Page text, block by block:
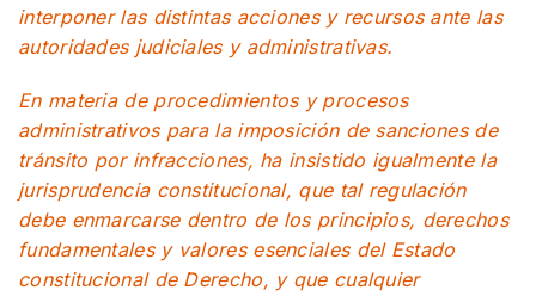
interponer las distintas acciones y recursos ante las
autoridades judiciales y administrativas.
En materia de procedimientos y procesos
administrativos para la imposición de sanciones de
tránsito por infracciones, ha insistido igualmente la
jurisprudencia constitucional, que tal regulación
debe enmarcarse dentro de los principios, derechos
fundamentales y valores esenciales del Estado
constitucional de Derecho, y que cualquier